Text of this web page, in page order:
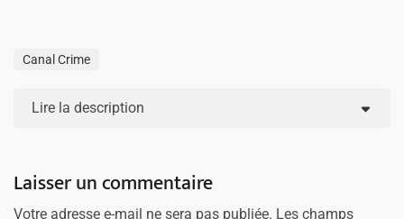
Canal Crime
Lire la description
Laisser un commentaire
Votre adresse e-mail ne sera pas publiée. Les champs